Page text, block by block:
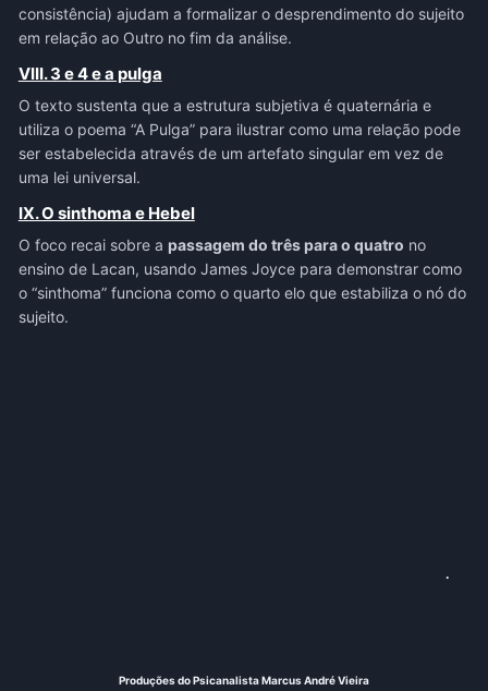
consistência) ajudam a formalizar o desprendimento do sujeito
em relação ao Outro no fim da análise.
VIII. 3 e 4 e a pulga
O texto sustenta que a estrutura subjetiva é quaternária e
utiliza o poema “A Pulga” para ilustrar como uma relação pode
ser estabelecida através de um artefato singular em vez de
uma lei universal.
IX. O sinthoma e Hebel
O foco recai sobre a passagem do três para o quatro no
ensino de Lacan, usando James Joyce para demonstrar como
o “sinthoma” funciona como o quarto elo que estabiliza o nó do
sujeito.
.
Produções do Psicanalista Marcus André Vieira